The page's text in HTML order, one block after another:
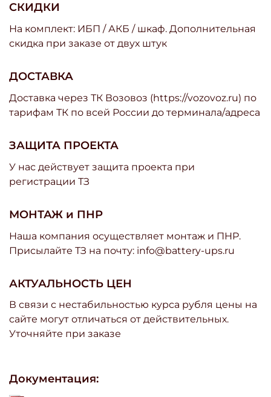
Документация:
СКИДКИ
На комплект: ИБП / АКБ / шкаф. Дополнительная
скидка при заказе от двух штук
ДОСТАВКА
Доставка через ТК Возовоз (https://vozovoz.ru) по
тарифам ТК по всей России до терминала/адреса
ЗАЩИТА ПРОЕКТА
У нас действует защита проекта при
регистрации ТЗ
МОНТАЖ и ПНР
Наша компания осуществляет монтаж и ПНР.
Присылайте ТЗ на почту: info@battery-ups.ru
АКТУАЛЬНОСТЬ ЦЕН
В связи с нестабильностью курса рубля цены на
сайте могут отличаться от действительных.
Уточняйте при заказе